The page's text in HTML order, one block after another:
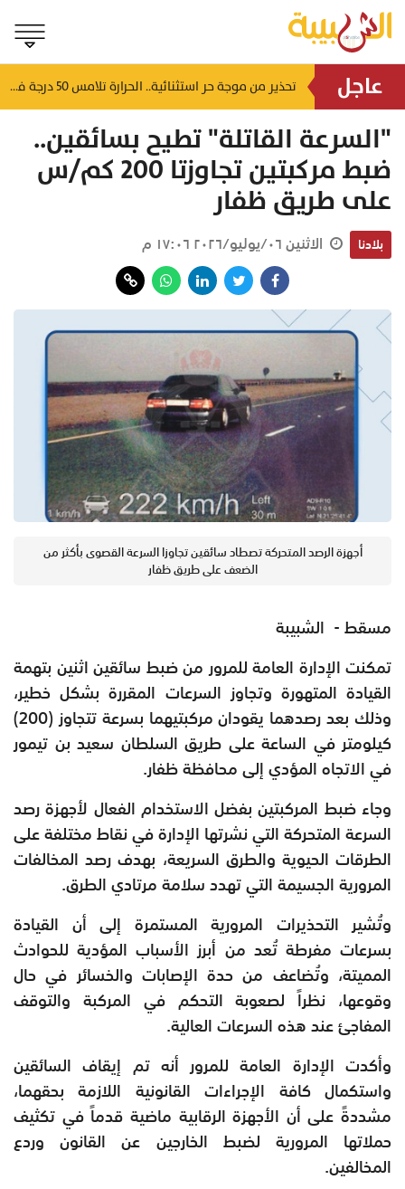
عاجل منذ ١٤ ساعة لتشوه المظهر الحضاري وتعطل الحركة التجارية.. أهالي العوابي يطالبون عبر "الشبيبة" بإنقاذ سوقهم القديم من "كبارة الأسماك" المهجورة تحذير من موجة حر استثنائية.. الحرارة تلامس 50 درجة في بعض مناطق سلطنة عُمان
"السرعة القاتلة" تطيح بسائقين..
ضبط مركبتين تجاوزتا 200 كم/س
على طريق ظفار
بلادنا الاثنين ٠٦/يوليو/٢٠٢٦ ١٧:٠٦ م
أجهزة الرصد المتحركة تصطاد سائقين تجاوزا السرعة القصوى بأكثر من
الضعف على طريق ظفار
مسقط - الشبيبة
تمكنت الإدارة العامة للمرور من ضبط سائقين اثنين بتهمة
القيادة المتهورة وتجاوز السرعات المقررة بشكل خطير،
وذلك بعد رصدهما يقودان مركبتيهما بسرعة تتجاوز (200)
كيلومتر في الساعة على طريق السلطان سعيد بن تيمور
في الاتجاه المؤدي إلى محافظة ظفار.
وجاء ضبط المركبتين بفضل الاستخدام الفعال لأجهزة رصد
السرعة المتحركة التي نشرتها الإدارة في نقاط مختلفة على
الطرقات الحيوية والطرق السريعة، بهدف رصد المخالفات
المرورية الجسيمة التي تهدد سلامة مرتادي الطرق.
وتُشير التحذيرات المرورية المستمرة إلى أن القيادة
بسرعات مفرطة تُعد من أبرز الأسباب المؤدية للحوادث
المميتة، وتُضاعف من حدة الإصابات والخسائر في حال
وقوعها، نظراً لصعوبة التحكم في المركبة والتوقف
المفاجئ عند هذه السرعات العالية.
وأكدت الإدارة العامة للمرور أنه تم إيقاف السائقين
واستكمال كافة الإجراءات القانونية اللازمة بحقهما،
مشددةً على أن الأجهزة الرقابية ماضية قدماً في تكثيف
حملاتها المرورية لضبط الخارجين عن القانون وردع
المخالفين.